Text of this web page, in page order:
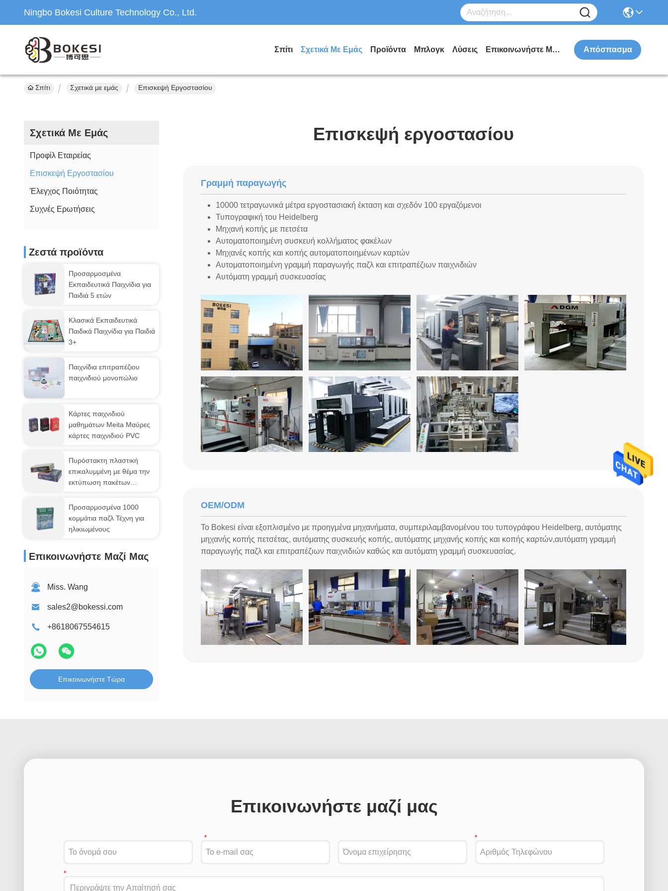
Ningbo Bokesi Culture Technology Co., Ltd.
Σπίτι Σχετικά Με Εμάς Προϊόντα Μπλογκ Λύσεις Επικοινωνήστε Μαζί Μας Απόσπασμα
Σπίτι Σχετικά με εμάς Επισκεψή Εργοστασίου
Σχετικά Με Εμάς
Προφίλ Εταιρείας
Επισκεψή Εργοστασίου
Έλεγχος Ποιότητας
Συχνές Ερωτήσεις
Ζεστά προϊόντα
Προσαρμοσμένα
Εκπαιδευτικά Παιχνίδια για
Παιδιά 5 ετών
Κλασικά Εκπαιδευτικά
Παιδικά Παιχνίδια για Παιδιά
3+
Παιχνίδια επιτραπέζιου
παιχνιδιού μονοπώλιο
Κάρτες παιχνιδιού
μαθημάτων Meita Μαύρες
κάρτες παιχνιδιού PVC
Πυρόστακτη πλαστική
επικαλυμμένη με θέμα την
εκτύπωση πακέτων
Προσαρμοσμένα 1000
κομμάτια παζλ Τέχνη για
ηλικιωμένους
Επικοινωνήστε Μαζί Μας
Miss. Wang
sales2@bokessi.com
+8618067554615
Επικοινωνήστε Τώρα
Επισκεψή εργοστασίου
Γραμμή παραγωγής
10000 τετραγωνικά μέτρα εργοστασιακή έκταση και σχεδόν 100 εργαζόμενοι
Τυπογραφική του Heidelberg
Μηχανή κοπής με πετσέτα
Αυτοματοποιημένη συσκευή κολλήματος φακέλων
Μηχανές κοπής και κοπής αυτοματοποιημένων καρτών
Αυτοματοποιημένη γραμμή παραγωγής παζλ και επιτραπέζιων παιχνιδιών
Αυτόματη γραμμή συσκευασίας
OEM/ODM
Το Bokesi είναι εξοπλισμένο με προηγμένα μηχανήματα, συμπεριλαμβανομένου του τυπογράφου Heidelberg, αυτόματης
μηχανής κοπής πετσέτας, αυτόματης συσκευής κοπής, αυτόματης μηχανής κοπής και κοπής καρτών,αυτόματη γραμμή
παραγωγής παζλ και επιτραπέζιων παιχνιδιών καθώς και αυτόματη γραμμή συσκευασίας.
Επικοινωνήστε μαζί μας